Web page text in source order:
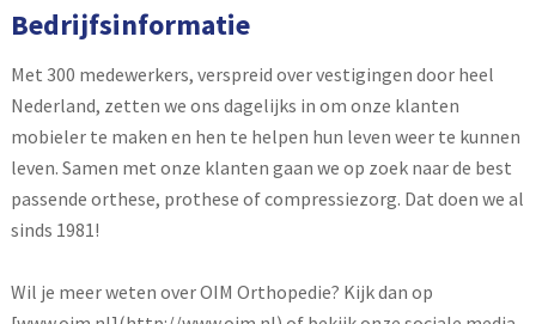
Bedrijfsinformatie
Met 300 medewerkers, verspreid over vestigingen door heel
Nederland, zetten we ons dagelijks in om onze klanten
mobieler te maken en hen te helpen hun leven weer te kunnen
leven. Samen met onze klanten gaan we op zoek naar de best
passende orthese, prothese of compressiezorg. Dat doen we al
sinds 1981!
Wil je meer weten over OIM Orthopedie? Kijk dan op